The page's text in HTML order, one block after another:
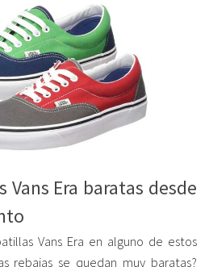
Vans Era baratas desde
Vans Era en alguno de estos
rebajas se quedan muy baratas?